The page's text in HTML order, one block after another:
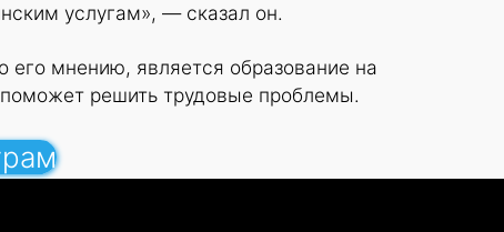
услугам», — сказал он.
мнению, является образование на
решить трудовые проблемы.